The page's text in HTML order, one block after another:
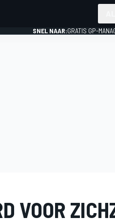
SNEL NAAR:GRATIS GP-
VOOR